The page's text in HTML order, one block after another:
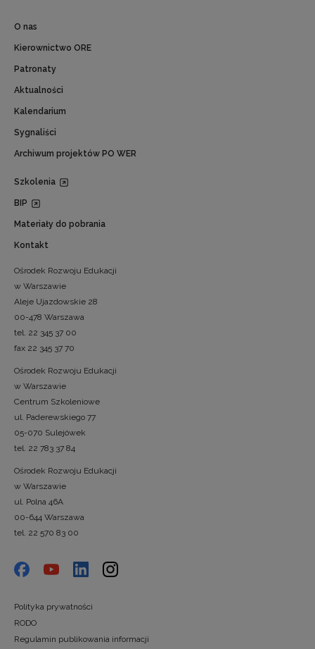
O nas
Kierownictwo ORE
Patronaty
Aktualności
Kalendarium
Sygnaliści
Archiwum projektów PO WER
Szkolenia
BIP
Materiały do pobrania
Kontakt
Ośrodek Rozwoju Edukacji
w Warszawie
Aleje Ujazdowskie 28
00-478 Warszawa
tel. 22 345 37 00
fax 22 345 37 70
Ośrodek Rozwoju Edukacji
w Warszawie
Centrum Szkoleniowe
ul. Paderewskiego 77
05-070 Sulejówek
tel. 22 783 37 84
Ośrodek Rozwoju Edukacji
w Warszawie
ul. Polna 46A
00-644 Warszawa
tel. 22 570 83 00
Polityka prywatności
RODO
Regulamin publikowania informacji